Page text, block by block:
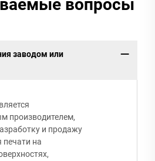
вопросы
заводом или
производителем,
и продажу
печати на